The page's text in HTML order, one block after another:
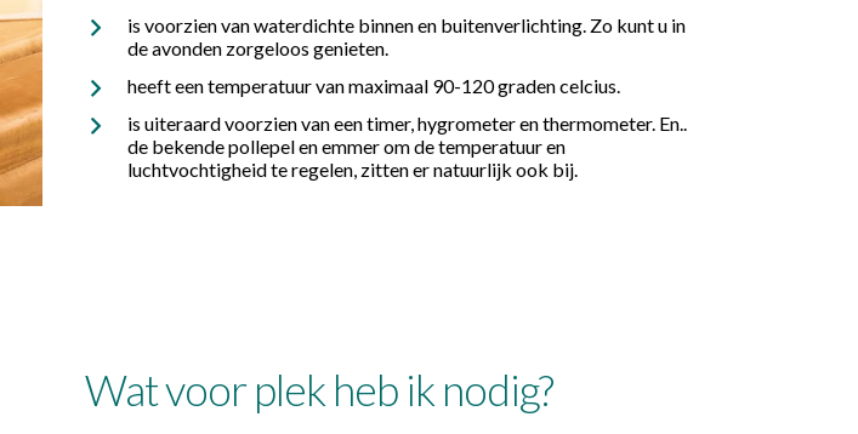
is voorzien van waterdichte binnen en buitenverlichting. Zo kunt u in
de avonden zorgeloos genieten.
heeft een temperatuur van maximaal 90-120 graden celcius.
is uiteraard voorzien van een timer, hygrometer en thermometer. En..
de bekende pollepel en emmer om de temperatuur en
luchtvochtigheid te regelen, zitten er natuurlijk ook bij.
Wat voor plek heb ik nodig?